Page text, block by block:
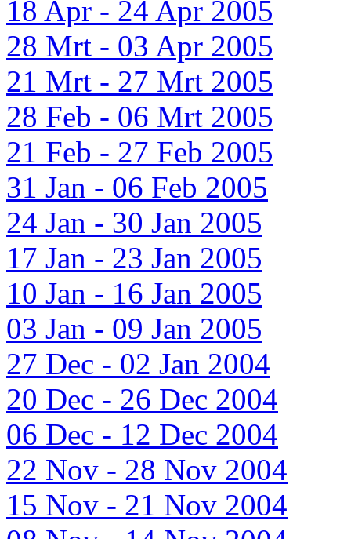
18 Apr - 24 Apr 2005
28 Mrt - 03 Apr 2005
21 Mrt - 27 Mrt 2005
28 Feb - 06 Mrt 2005
21 Feb - 27 Feb 2005
31 Jan - 06 Feb 2005
24 Jan - 30 Jan 2005
17 Jan - 23 Jan 2005
10 Jan - 16 Jan 2005
03 Jan - 09 Jan 2005
27 Dec - 02 Jan 2004
20 Dec - 26 Dec 2004
06 Dec - 12 Dec 2004
22 Nov - 28 Nov 2004
15 Nov - 21 Nov 2004